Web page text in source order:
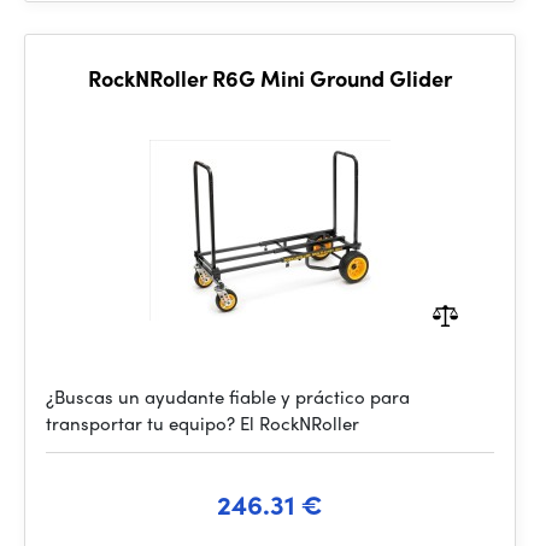
RockNRoller R6G Mini Ground Glider
¿Buscas un ayudante fiable y práctico para
transportar tu equipo? El RockNRoller
246.31 €